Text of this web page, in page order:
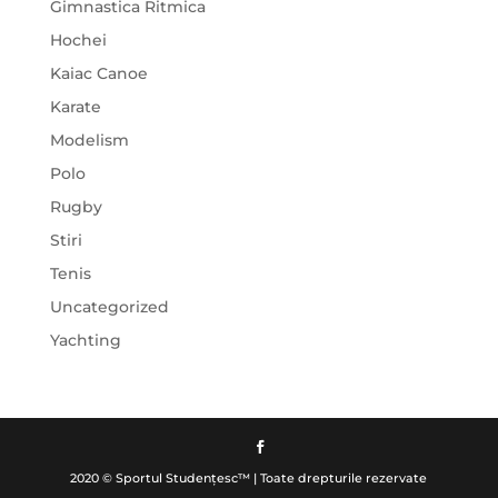
Gimnastica Ritmica
Hochei
Kaiac Canoe
Karate
Modelism
Polo
Rugby
Stiri
Tenis
Uncategorized
Yachting
2020 © Sportul Studențesc™ | Toate drepturile rezervate